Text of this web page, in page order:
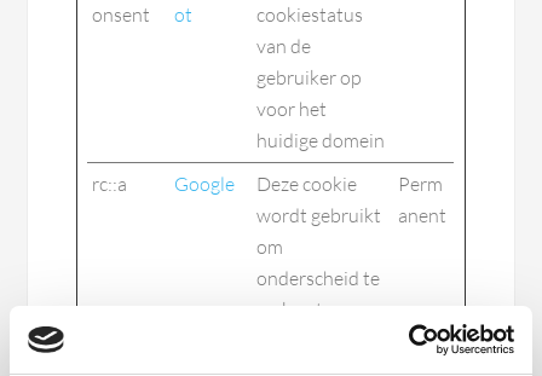
onsent
ot
cookiestatus
van de
gebruiker op
voor het
huidige domein
rc::a Google
Deze cookie
wordt gebruikt
om
onderscheid te
maken tussen
Perm
anent